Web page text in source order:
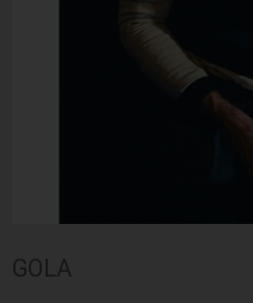
GOLA